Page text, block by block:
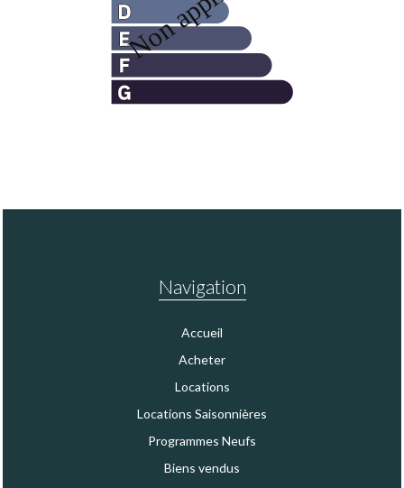
Navigation
Accueil
Acheter
Locations
Locations Saisonnières
Programmes Neufs
Biens vendus